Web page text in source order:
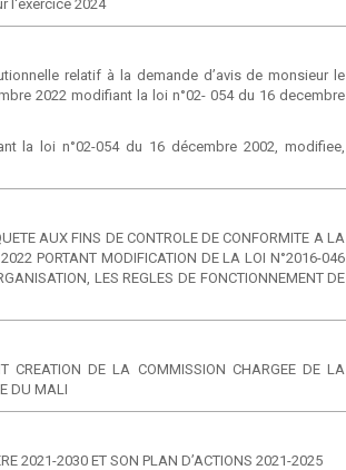
l'exercice 2024
relatif à la demande d’avis de monsieur le
2022 modifiant la loi n°02- 054 du 16 decembre
la loi n°02-054 du 16 décembre 2002, modifiee,
AUX FINS DE CONTROLE DE CONFORMITE A LA
PORTANT MODIFICATION DE LA LOI N°2016-046
LES REGLES DE FONCTIONNEMENT DE
CREATION DE LA COMMISSION CHARGEE DE LA
DU MALI
2021-2030 ET SON PLAN D’ACTIONS 2021-2025